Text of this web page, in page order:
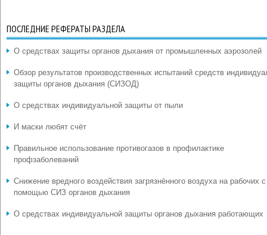
ПОСЛЕДНИЕ РЕФЕРАТЫ РАЗДЕЛА
О средствах защиты органов дыхания от промышленных аэрозолей
Обзор результатов производственных испытаний средств
защиты органов дыхания (СИЗОД)
О средствах индивидуальной защиты от пыли
И маски любят счёт
Правильное использование противогазов в профилактике
профзаболеваний
Снижение вредного воздействия загрязнённого воздуха на рабочих с
помощью СИЗ органов дыхания
О средствах индивидуальной защиты органов дыхания работающих